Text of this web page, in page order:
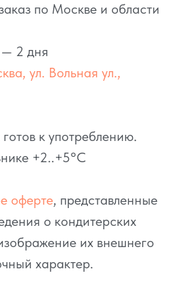
по Москве и области
— 2 дня
ул. Вольная ул.,
к употреблению.
+2..+5°C
оферте, представленные
о кондитерских
их внешнего
характер.